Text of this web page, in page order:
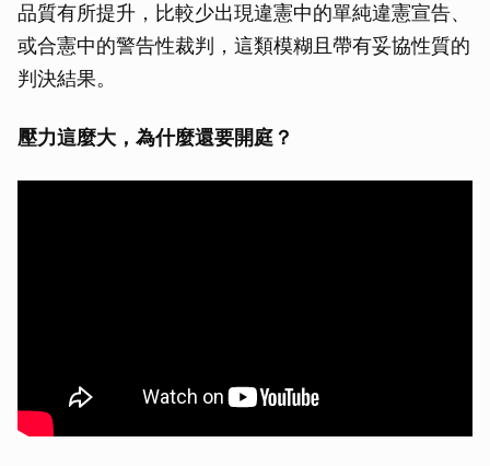
品質有所提升，比較少出現違憲中的單純違憲宣告、
或合憲中的警告性裁判，這類模糊且帶有妥協性質的
判決結果。
壓力這麼大，為什麼還要開庭？